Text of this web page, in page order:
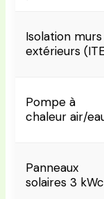
Isolation murs
extérieurs
Pompe à
chaleur air/
Panneaux
solaires 3 kWc